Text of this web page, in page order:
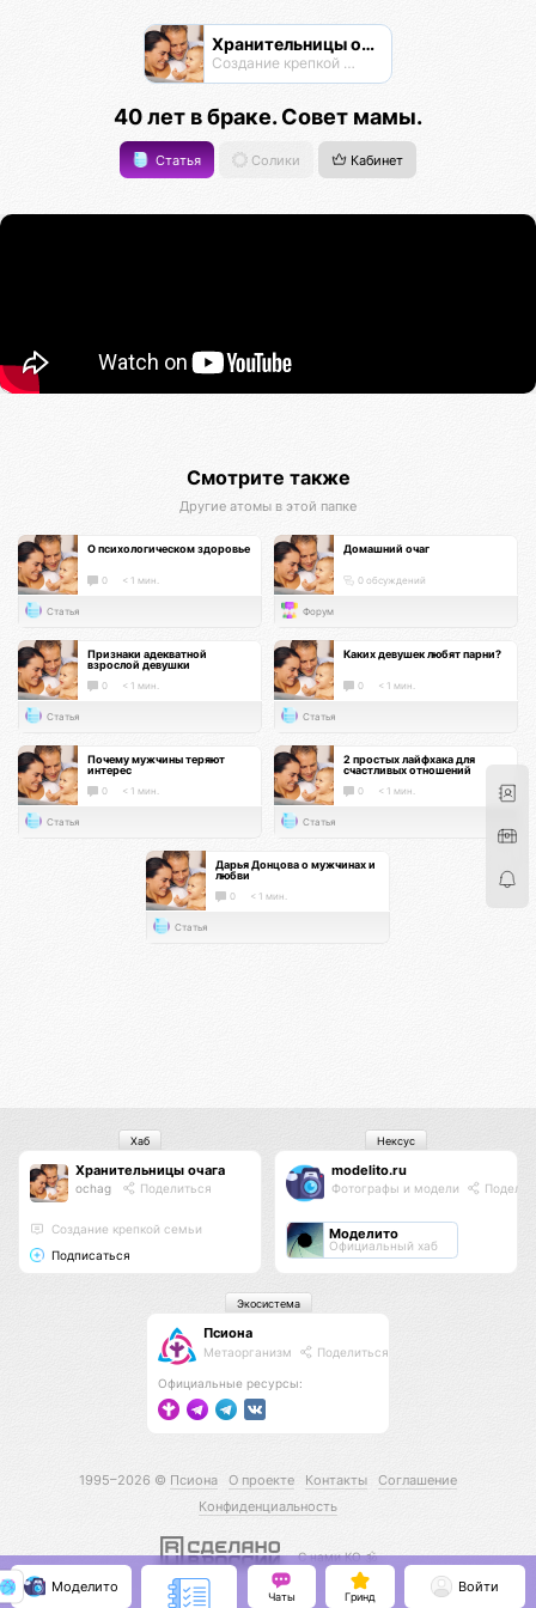
Хранительницы очага
Создание крепкой семьи
40 лет в браке. Совет мамы.
Статья Солики Кабинет
Смотрите также
Другие атомы в этой папке
О психологическом здоровье
0 < 1 мин.
Статья
Домашний очаг
0 обсуждений
Форум
Признаки адекватной
взрослой девушки
0 < 1 мин.
Статья
Каких девушек любят парни?
0 < 1 мин.
Статья
Почему мужчины теряют
интерес
0 < 1 мин.
Статья
2 простых лайфхака для
счастливых отношений
0 < 1 мин.
Статья
Дарья Донцова о мужчинах и
любви
0 < 1 мин.
Статья
Хранительницы очага
ochag Поделиться
Создание крепкой семьи
Подписаться
Хаб
modelito.ru
Фотографы и модели
Моделито
Официальный хаб
Нексус
Псиона
Метаорганизм Поделиться
Официальные ресурсы:
Экосистема
1995–2026 © Псиона О проекте Контакты
Соглашение
Конфиденциальность
С нами КО 🕉️
Моделито
Чаты Гринд
Войти